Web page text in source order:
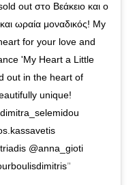
out στο Βεάκειο και ο
ωραία μοναδικός! My
for your love and
'Μy Heart a Little
out in the heart of
unique!
@anna_gioti